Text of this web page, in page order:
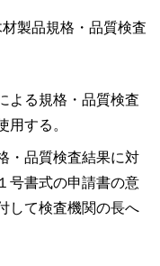
製品規格・品質検査
よる規格・品質検査
用する。
・品質検査結果に対
号書式の申請書の意
して検査機関の長へ